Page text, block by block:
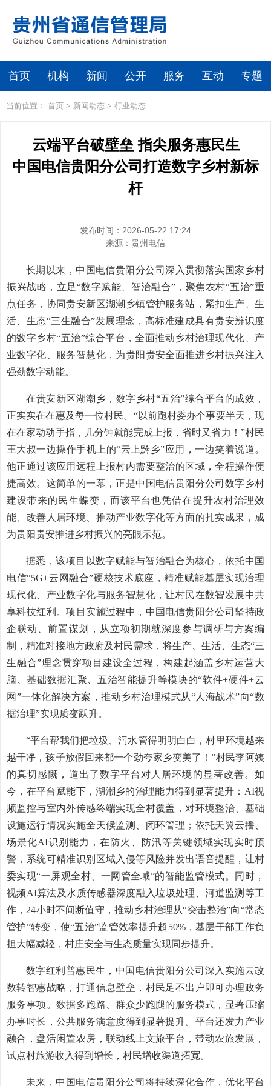
首页 机构 新闻 公开 服务 互动 专题
当前位置： 首页 > 新闻动态 > 行业动态
云端平台破壁垒 指尖服务惠民生
中国电信贵阳分公司打造数字乡村新标
杆
发布时间：2026-05-22 17:24
来源： 贵州电信
长期以来，中国电信贵阳分公司深入贯彻落实国家乡村
振兴战略，立足“数字赋能、智治融合”，聚焦农村“五治”重
点任务，协同贵安新区湖潮乡镇管护服务站，紧扣生产、生
活、生态“三生融合”发展理念，高标准建成具有贵安辨识度
的数字乡村“五治”综合平台，全面推动乡村治理现代化、产
业数字化、服务智慧化，为贵阳贵安全面推进乡村振兴注入
强劲数字动能。
在贵安新区湖潮乡，数字乡村“五治”综合平台的成效，
正实实在在惠及每一位村民。“以前跑村委办个事要半天，现
在在家动动手指，几分钟就能完成上报，省时又省力！”村民
王大叔一边操作手机上的“云上黔乡”应用，一边笑着说道。
他正通过该应用远程上报村内需要整治的区域，全程操作便
捷高效。这简单的一幕，正是中国电信贵阳分公司数字乡村
建设带来的民生蝶变，而该平台也凭借在提升农村治理效
能、改善人居环境、推动产业数字化等方面的扎实成果，成
为贵阳贵安推进乡村振兴的亮眼示范。
据悉，该项目以数字赋能与智治融合为核心，依托中国
电信“5G+云网融合”硬核技术底座，精准赋能基层实现治理
现代化、产业数字化与服务智慧化，让村民在数智发展中共
享科技红利。项目实施过程中，中国电信贵阳分公司坚持政
企联动、前置谋划，从立项初期就深度参与调研与方案编
制，精准对接地方政府及村民需求，将生产、生活、生态“三
生融合”理念贯穿项目建设全过程，构建起涵盖乡村运营大
脑、基础数据汇聚、五治智能提升等模块的“软件+硬件+云
网”一体化解决方案，推动乡村治理模式从“人海战术”向“数
据治理”实现质变跃升。
“平台帮我们把垃圾、污水管得明明白白，村里环境越来
越干净，孩子放假回来都一个劲夸家乡变美了！”村民李阿姨
的真切感慨，道出了数字平台对人居环境的显著改善。如
今，在平台赋能下，湖潮乡的治理能力得到显著提升：AI视
频监控与室内外传感终端实现全村覆盖，对环境整治、基础
设施运行情况实施全天候监测、闭环管理；依托天翼云播、
场景化AI识别能力，在防火、防汛等关键领域实现实时预
警，系统可精准识别区域入侵等风险并发出语音提醒，让村
委实现“一屏观全村、一网管全域”的智能监管模式。同时，
视频AI算法及水质传感器深度融入垃圾处理、河道监测等工
作，24小时不间断值守，推动乡村治理从“突击整治”向“常态
管护”转变，使“五治”监管效率提升超50%，基层干部工作负
担大幅减轻，村庄安全与生态质量实现同步提升。
数字红利普惠民生，中国电信贵阳分公司深入实施云改
数转智惠战略，打通信息壁垒，村民足不出户即可办理政务
服务事项。数据多跑路、群众少跑腿的服务模式，显著压缩
办事时长，公共服务满意度得到显著提升。平台还发力产业
融合，盘活闲置农房，联动线上文旅平台，带动农旅发展，
试点村旅游收入得到增长，村民增收渠道拓宽。
未来，中国电信贵阳分公司将持续深化合作，优化平台